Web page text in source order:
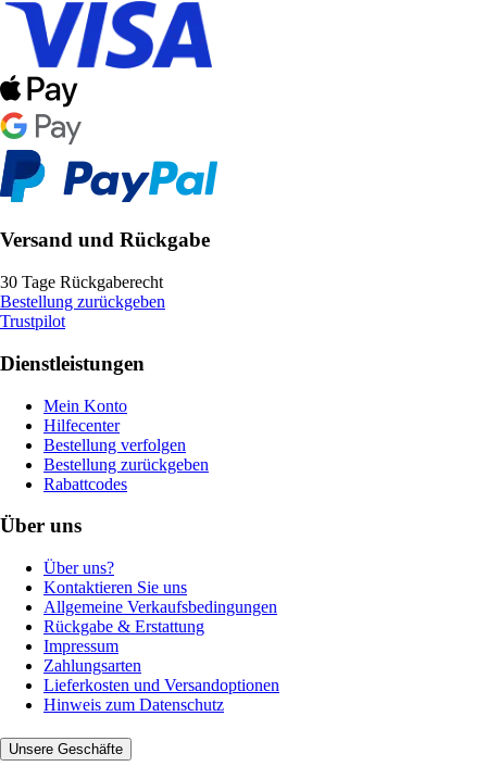
Versand und Rückgabe
30 Tage Rückgaberecht
Bestellung zurückgeben
Trustpilot
Dienstleistungen
Mein Konto
Hilfecenter
Bestellung verfolgen
Bestellung zurückgeben
Rabattcodes
Über uns
Über uns?
Kontaktieren Sie uns
Allgemeine Verkaufsbedingungen
Rückgabe & Erstattung
Impressum
Zahlungsarten
Lieferkosten und Versandoptionen
Hinweis zum Datenschutz
Unsere Geschäfte